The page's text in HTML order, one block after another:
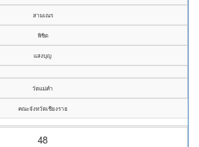
สามเณร
พิชิต
แสงบุญ
วัดแม่คำ
คณะจังหวัดเชียงราย
48